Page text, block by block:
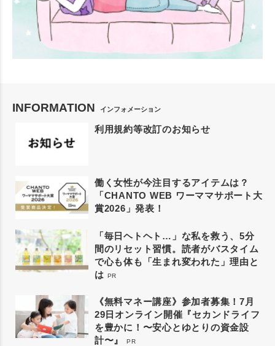
INFORMATION インフォメーション
利用規約等改訂のお知らせ
働く女性が今注目するアイテムは？
「CHANTO WEB ワーママサポート大
賞2026」発表！
「毎日ヘトヘト…」な私を救う、5分
間のリセット習慣。読者がバスタイム
で心も体も「生まれ変われた」理由と
は PR
《無料マネー講座》参加者募集！7月
29日オンライン開催『セカンドライフ
を豊かに！〜安心とゆとりの資金設
計〜』
PR